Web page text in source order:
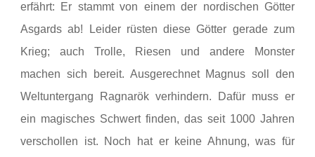
erfährt: Er stammt von einem der nordischen Götter
Asgards ab! Leider rüsten diese Götter gerade zum
Krieg; auch Trolle, Riesen und andere Monster
machen sich bereit. Ausgerechnet Magnus soll den
Weltuntergang Ragnarök verhindern. Dafür muss er
ein magisches Schwert finden, das seit 1000 Jahren
verschollen ist. Noch hat er keine Ahnung, was für